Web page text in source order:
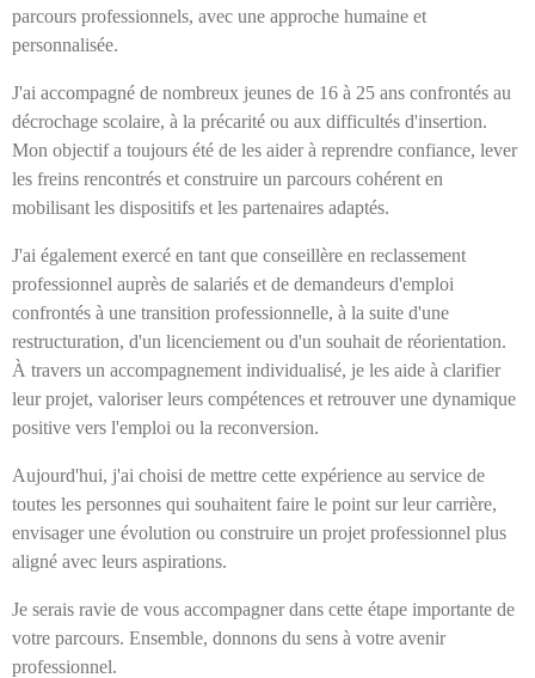
parcours professionnels, avec une approche humaine et
personnalisée.
J'ai accompagné de nombreux jeunes de 16 à 25 ans confrontés au
décrochage scolaire, à la précarité ou aux difficultés d'insertion.
Mon objectif a toujours été de les aider à reprendre confiance, lever
les freins rencontrés et construire un parcours cohérent en
mobilisant les dispositifs et les partenaires adaptés.
J'ai également exercé en tant que conseillère en reclassement
professionnel auprès de salariés et de demandeurs d'emploi
confrontés à une transition professionnelle, à la suite d'une
restructuration, d'un licenciement ou d'un souhait de réorientation.
À travers un accompagnement individualisé, je les aide à clarifier
leur projet, valoriser leurs compétences et retrouver une dynamique
positive vers l'emploi ou la reconversion.
Aujourd'hui, j'ai choisi de mettre cette expérience au service de
toutes les personnes qui souhaitent faire le point sur leur carrière,
envisager une évolution ou construire un projet professionnel plus
aligné avec leurs aspirations.
Je serais ravie de vous accompagner dans cette étape importante de
votre parcours. Ensemble, donnons du sens à votre avenir
professionnel.